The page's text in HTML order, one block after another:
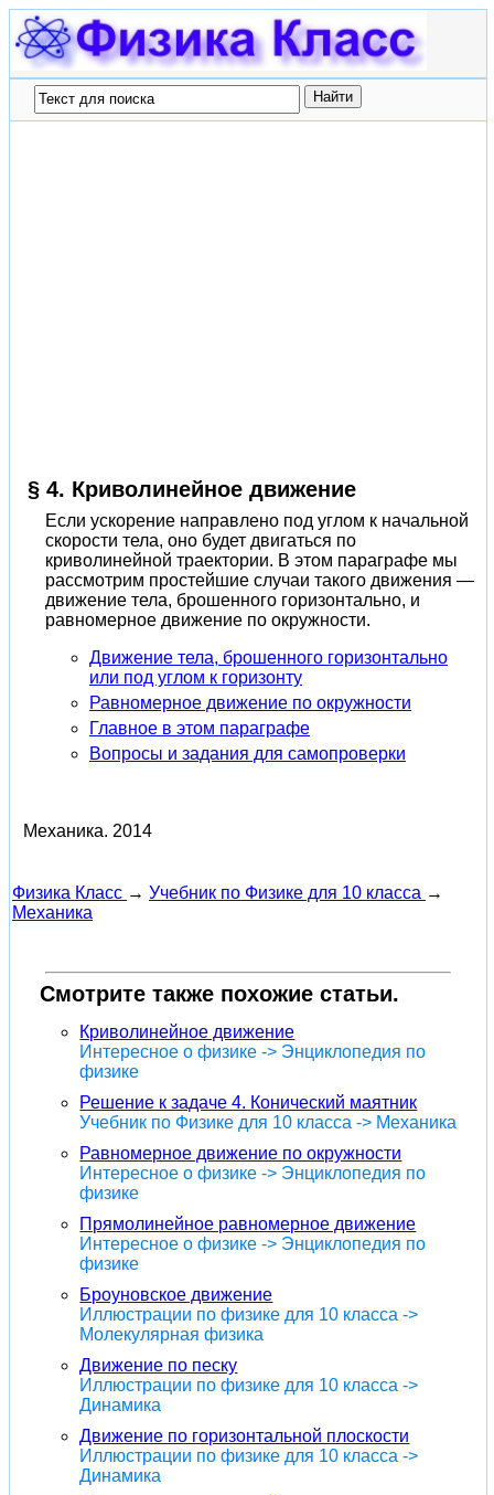
§ 4. Криволинейное движение
Если ускорение направлено под углом к начальной
скорости тела, оно будет двигаться по
криволинейной траектории. В этом параграфе мы
рассмотрим простейшие случаи такого движения —
движение тела, брошенного горизонтально, и
равномерное движение по окружности.
Движение тела, брошенного горизонтально
или под углом к горизонту
Равномерное движение по окружности
Главное в этом параграфе
Вопросы и задания для самопроверки
Механика. 2014
Физика Класс → Учебник по Физике для 10 класса →
Механика
Смотрите также похожие статьи.
Криволинейное движение
Интересное о физике -> Энциклопедия по
физике
Решение к задаче 4. Конический маятник
Учебник по Физике для 10 класса -> Механика
Равномерное движение по окружности
Интересное о физике -> Энциклопедия по
физике
Прямолинейное равномерное движение
Интересное о физике -> Энциклопедия по
физике
Броуновское движение
Иллюстрации по физике для 10 класса ->
Молекулярная физика
Движение по песку
Иллюстрации по физике для 10 класса ->
Динамика
Движение по горизонтальной плоскости
Иллюстрации по физике для 10 класса ->
Динамика